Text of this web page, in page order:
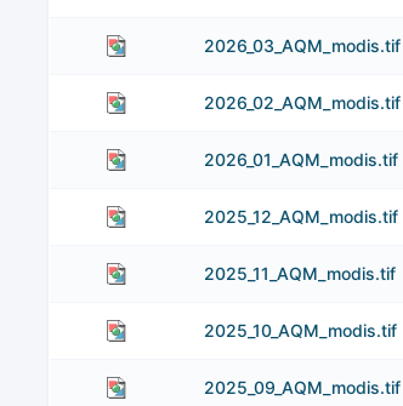
2026_03_AQM_modis.tif
2026_02_AQM_modis.tif
2026_01_AQM_modis.tif
2025_12_AQM_modis.tif
2025_11_AQM_modis.tif
2025_10_AQM_modis.tif
2025_09_AQM_modis.tif